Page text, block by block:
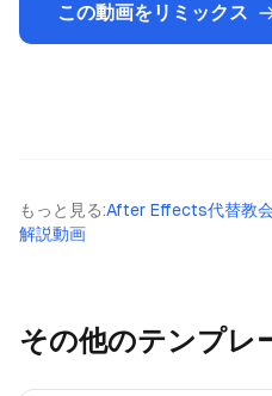
この動画をリミックス
もっと見る:After Effects代替教
解説動画
その他のテンプレ